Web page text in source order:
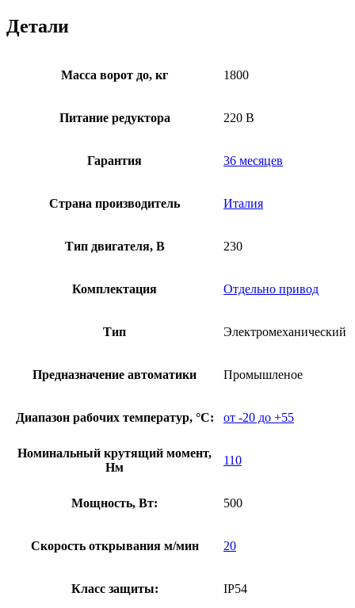
Детали
Масса ворот до, кг 1800
Питание редуктора 220 В
Гарантия 36 месяцев
Страна производитель Италия
Тип двигателя, В 230
Комплектация Отдельно привод
Тип Электромеханический
Предназначение автоматики Промышленое
Диапазон рабочих температур, °С: от -20 до +55
Номинальный крутящий момент,
Нм
110
Мощность, Вт: 500
Скорость открывания м/мин 20
Класс защиты: IP54